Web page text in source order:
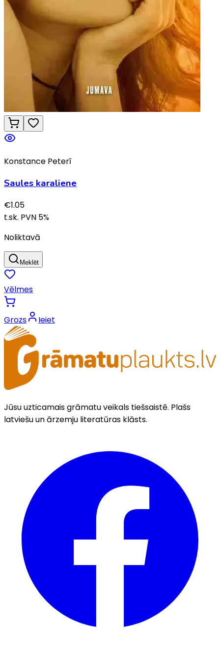
Konstance Peterī
Saules karaliene
€1.05
t.sk. PVN 5%
Noliktavā
Meklēt
Vēlmes
Grozs Ieiet
Jūsu uzticamais grāmatu veikals tiešsaistē. Plašs
latviešu un ārzemju literatūras klāsts.